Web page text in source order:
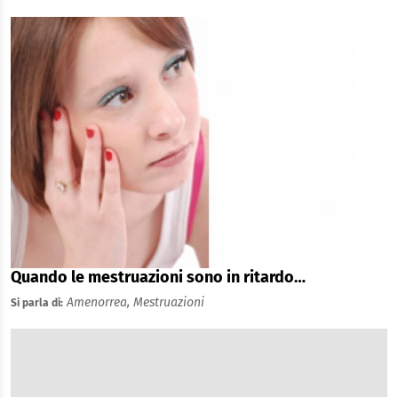
Quando le mestruazioni sono in ritardo…
Si parla di: Amenorrea, Mestruazioni